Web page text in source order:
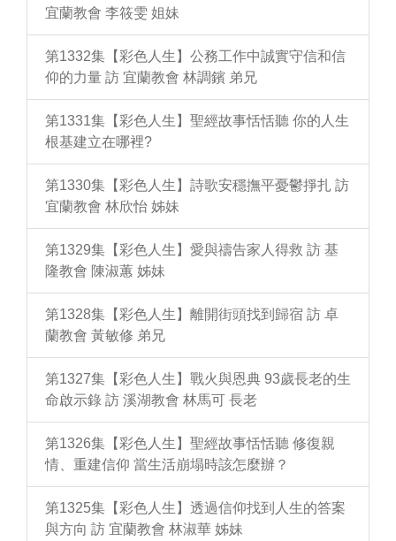
宜蘭教會 李筱雯 姐妹
第1332集【彩色人生】公務工作中誠實守信和信
仰的力量 訪 宜蘭教會 林調鑌 弟兄
第1331集【彩色人生】聖經故事恬恬聽 你的人生
根基建立在哪裡?
第1330集【彩色人生】詩歌安穩撫平憂鬱掙扎 訪
宜蘭教會 林欣怡 姊妹
第1329集【彩色人生】愛與禱告家人得救 訪 基
隆教會 陳淑蕙 姊妹
第1328集【彩色人生】離開街頭找到歸宿 訪 卓
蘭教會 黃敏修 弟兄
第1327集【彩色人生】戰火與恩典 93歲長老的生
命啟示錄 訪 溪湖教會 林馬可 長老
第1326集【彩色人生】聖經故事恬恬聽 修復親
情、重建信仰 當生活崩塌時該怎麼辦？
第1325集【彩色人生】透過信仰找到人生的答案
與方向 訪 宜蘭教會 林淑華 姊妹